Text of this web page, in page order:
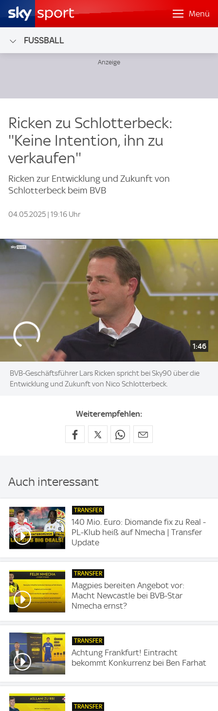
Menü
FUSSBALL
Ricken zu Schlotterbeck:
''Keine Intention, ihn zu
verkaufen''
Ricken zur Entwicklung und Zukunft von
Schlotterbeck beim BVB
04.05.2025 | 19:16 Uhr
1:46
BVB-Geschäftsführer Lars Ricken spricht bei Sky90 über die
Entwicklung und Zukunft von Nico Schlotterbeck.
Weiterempfehlen:
Auch interessant
TRANSFER
140 Mio. Euro: Diomande fix zu Real -
PL-Klub heiß auf Nmecha | Transfer
Update
TRANSFER
Magpies bereiten Angebot vor:
Macht Newcastle bei BVB-Star
Nmecha ernst?
TRANSFER
Achtung Frankfurt! Eintracht
bekommt Konkurrenz bei Ben Farhat
TRANSFER